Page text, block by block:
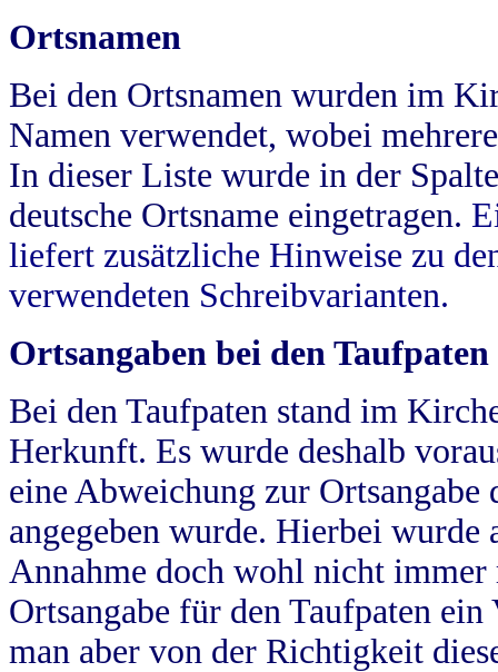
Ortsnamen
Bei den Ortsnamen wurden im
Namen verwendet, wobei
In dieser Liste wurde in der
deutsche Ortsname eingetragen.
liefert zusätzliche Hinweise zu
verwendeten Schreibvarianten.
Ortsangaben bei den Taufpaten
Bei den Taufpaten stand im
Herkunft. Es wurde deshalb
eine Abweichung zur
angegeben wurde. Hierbei wurde
Annahme doch wohl nicht
Ortsangabe für den Taufpaten
man aber von der Richtigkeit